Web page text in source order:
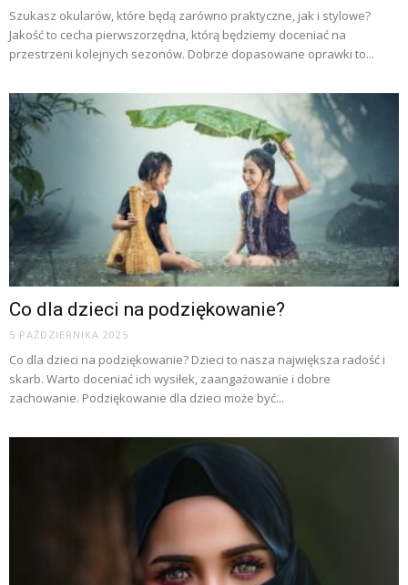
Szukasz okularów, które będą zarówno praktyczne, jak i stylowe?
Jakość to cecha pierwszorzędna, którą będziemy doceniać na
przestrzeni kolejnych sezonów. Dobrze dopasowane oprawki to...
Co dla dzieci na podziękowanie?
5 PAŹDZIERNIKA 2025
Co dla dzieci na podziękowanie? Dzieci to nasza największa radość i
skarb. Warto doceniać ich wysiłek, zaangażowanie i dobre
zachowanie. Podziękowanie dla dzieci może być...